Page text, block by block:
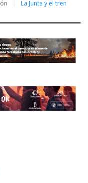
La Junta y el tren